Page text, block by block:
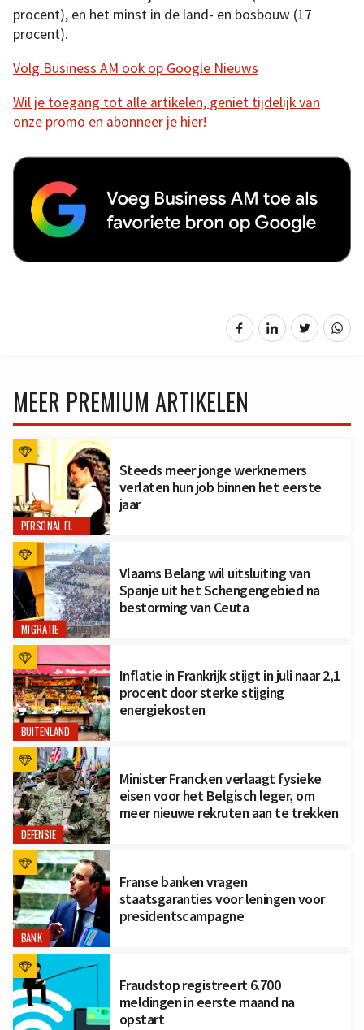
procent), en het minst in de land- en bosbouw (17
procent).
Volg Business AM ook op Google Nieuws
Wil je toegang tot alle artikelen, geniet tijdelijk van
onze promo en abonneer je hier!
MEER PREMIUM ARTIKELEN
PERSONAL FINANCE
Steeds meer jonge werknemers
verlaten hun job binnen het eerste
jaar
MIGRATIE
Vlaams Belang wil uitsluiting van
Spanje uit het Schengengebied na
bestorming van Ceuta
BUITENLAND
Inflatie in Frankrijk stijgt in juli naar 2,1
procent door sterke stijging
energiekosten
DEFENSIE
Minister Francken verlaagt fysieke
eisen voor het Belgisch leger, om
meer nieuwe rekruten aan te trekken
BANK
Franse banken vragen
staatsgaranties voor leningen voor
presidentscampagne
Fraudstop registreert 6.700
meldingen in eerste maand na
opstart